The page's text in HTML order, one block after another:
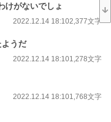
から嫌われるような行動をする
りです。
ますが、今回はざまぁがメイン
ラも更生していい子になっちゃ
けがないでしょ
2022.12.14 18:102,377文字
うだ
2022.12.14 18:101,278文字
2022.12.14 18:101,768文字